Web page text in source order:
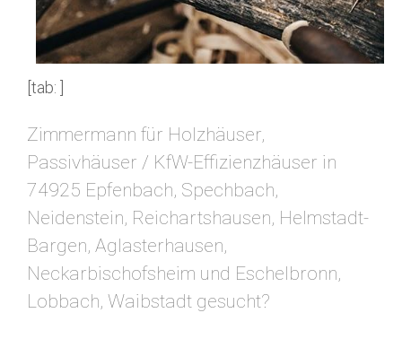
[tab: ]
Zimmermann für Holzhäuser,
Passivhäuser / KfW-Effizienzhäuser in
74925 Epfenbach, Spechbach,
Neidenstein, Reichartshausen, Helmstadt-
Bargen, Aglasterhausen,
Neckarbischofsheim und Eschelbronn,
Lobbach, Waibstadt gesucht?